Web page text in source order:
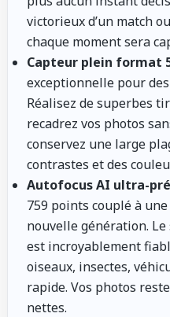
victorieux d’un match
chaque moment sera
Capteur plein format
exceptionnelle pour
Réalisez de superbes
recadrez vos photos
conservez une large
contrastes et des
Autofocus AI ultra-
759 points couplé à
nouvelle génération.
est incroyablement
oiseaux, insectes,
rapide. Vos photos
nettes.